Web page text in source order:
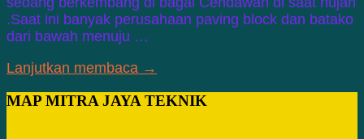
.Saat ini banyak perusahaan paving block dan batako
dari bawah menuju …
Lanjutkan membaca →
MAP MITRA JAYA TEKNIK